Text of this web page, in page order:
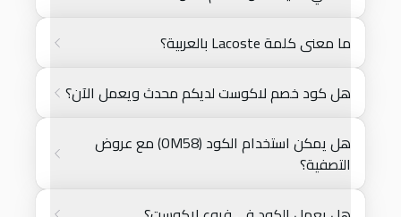
ما معنى كلمة Lacoste بالعربية؟
هل كود خصم لاكوست لديكم محدث ويعمل الآن؟
هل يمكن استخدام الكود (OM58) مع عروض
التصفية؟